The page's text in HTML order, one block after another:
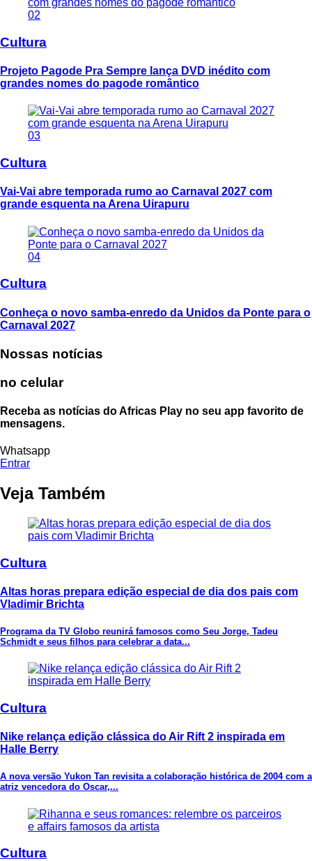
02
Cultura
Projeto Pagode Pra Sempre lança DVD inédito com
grandes nomes do pagode romântico
03
Cultura
Vai-Vai abre temporada rumo ao Carnaval 2027 com
grande esquenta na Arena Uirapuru
04
Cultura
Conheça o novo samba-enredo da Unidos da Ponte para o
Carnaval 2027
Nossas notícias
no celular
Receba as notícias do Africas Play no seu app favorito de
mensagens.
Whatsapp
Entrar
Veja Também
Cultura
Altas horas prepara edição especial de dia dos pais com
Vladimir Brichta
Programa da TV Globo reunirá famosos como Seu Jorge, Tadeu
Schmidt e seus filhos para celebrar a data...
Cultura
Nike relança edição clássica do Air Rift 2 inspirada em
Halle Berry
A nova versão Yukon Tan revisita a colaboração histórica de 2004 com a
atriz vencedora do Oscar,...
Cultura